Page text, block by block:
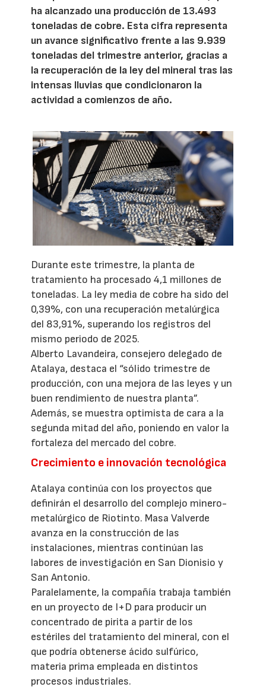
ha alcanzado una producción de 13.493
toneladas de cobre. Esta cifra representa
un avance significativo frente a las 9.939
toneladas del trimestre anterior, gracias a
la recuperación de la ley del mineral tras las
intensas lluvias que condicionaron la
actividad a comienzos de año.
Durante este trimestre, la planta de
tratamiento ha procesado 4,1 millones de
toneladas. La ley media de cobre ha sido del
0,39%, con una recuperación metalúrgica
del 83,91%, superando los registros del
mismo periodo de 2025.
Alberto Lavandeira, consejero delegado de
Atalaya, destaca el “sólido trimestre de
producción, con una mejora de las leyes y un
buen rendimiento de nuestra planta”.
Además, se muestra optimista de cara a la
segunda mitad del año, poniendo en valor la
fortaleza del mercado del cobre.
Crecimiento e innovación tecnológica
Atalaya continúa con los proyectos que
definirán el desarrollo del complejo minero-
metalúrgico de Riotinto. Masa Valverde
avanza en la construcción de las
instalaciones, mientras continúan las
labores de investigación en San Dionisio y
San Antonio.
Paralelamente, la compañía trabaja también
en un proyecto de I+D para producir un
concentrado de pirita a partir de los
estériles del tratamiento del mineral, con el
que podría obtenerse ácido sulfúrico,
materia prima empleada en distintos
procesos industriales.